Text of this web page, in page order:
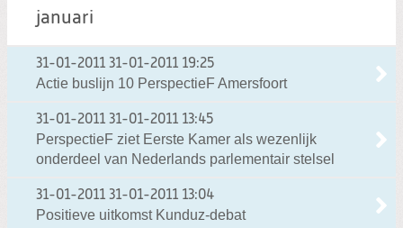
januari
31-01-2011 31-01-2011 19:25
Actie buslijn 10 PerspectieF Amersfoort
31-01-2011 31-01-2011 13:45
PerspectieF ziet Eerste Kamer als wezenlijk
onderdeel van Nederlands parlementair stelsel
31-01-2011 31-01-2011 13:04
Positieve uitkomst Kunduz-debat